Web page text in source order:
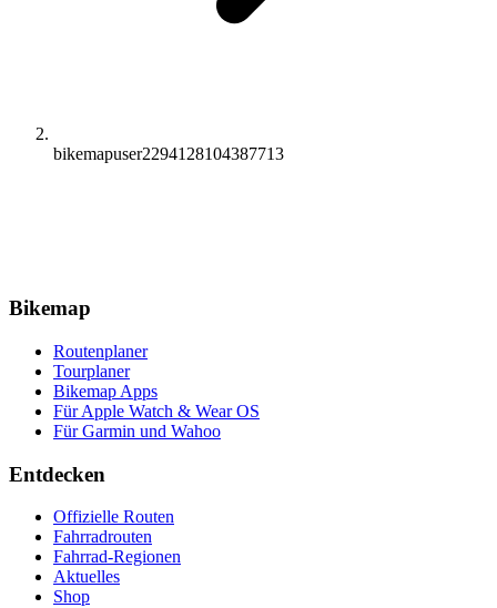
bikemapuser2294128104387713
Bikemap
Routenplaner
Tourplaner
Bikemap Apps
Für Apple Watch & Wear OS
Für Garmin und Wahoo
Entdecken
Offizielle Routen
Fahrradrouten
Fahrrad-Regionen
Aktuelles
Shop